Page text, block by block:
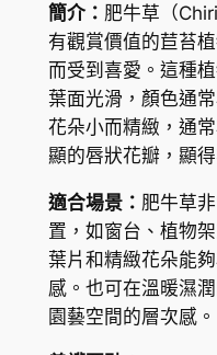
t
a
h
e
d
y
o
t
i
d
e
簡介： 肥牛草（
有觀賞價值的苣苔
而受到喜愛。這種
葉面光滑，顏色通
花朵小而精緻，通
顯的唇狀花瓣，顯
適合場景： 肥牛草
置，如窗台、植物
葉片和精緻花朵能
感。也可在溫暖濕
園藝空間的層次感。